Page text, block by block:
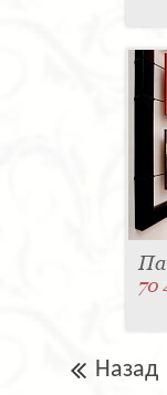
70
Назад